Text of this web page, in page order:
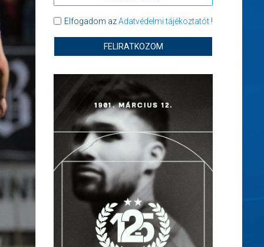
Elfogadom azAdatvédelmi tájékoztatót!
FELIRATKOZOM